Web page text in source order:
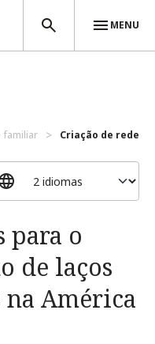
MENU
familiar Criação de redes
para o
de laços
América